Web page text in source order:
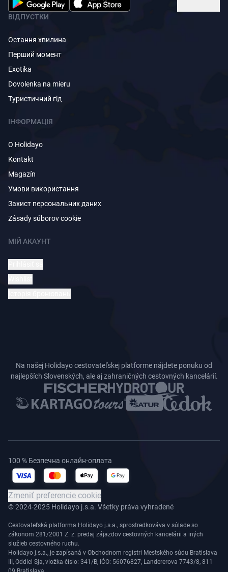
ВІДПУСТКИ
Остання хвилина
Перший момент
Exotika
Dovolenka na mieru
Туристичний гід
ІНФОРМАЦІЯ
O Holidayo
Kontakt
Magazín
Умови використання
Захист персональних даних
Zásady súborov cookie
МІЙ АКАУНТ
Na našej Holidayo cestovateľskej platforme nájdete ponuku od
najlepších Slovenských, ale aj zahraničných cestovných kancelárií.
© 2024-2025 Holidayo j.s.a. Všetky práva vyhradené
Cestovateľská platforma Holidayo j.s.a., sprostredkováva v súlade so
zákonom 281/2001 Z. z. predaj zájazdov cestovných kancelárii a iných
služieb cestovného ruchu.
Holidayo j.s.a., je zapísaná v Obchodnom registri Mestského súdu Bratislava
III, Oddiel Sja, vložka číslo: 341/B, IČO: 56076827, Landererova 7743/8, 811
100 % Безпечна онлайн-оплата
Zmeniť preferencie cookie